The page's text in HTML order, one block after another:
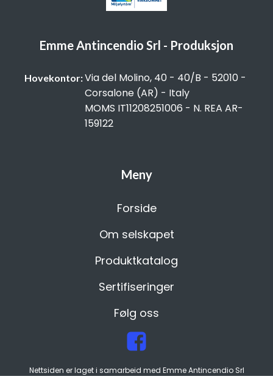
Emme Antincendio Srl - Produksjon
Hovekontor:Via del Molino, 40 - 40/B - 52010 -
Corsalone (AR) - Italy
MOMS IT11208251006 - N. REA AR-
159122
Meny
Forside
Om selskapet
Produktkatalog
Sertifiseringer
Følg oss
Nettsiden er laget i samarbeid med Emme Antincendio Srl